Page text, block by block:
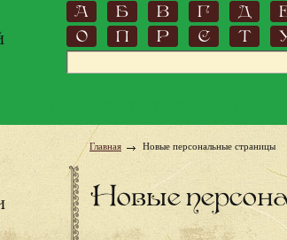
А Б В Г Д
О
П Р С Т
Главная Новые персональные страницы
Новые